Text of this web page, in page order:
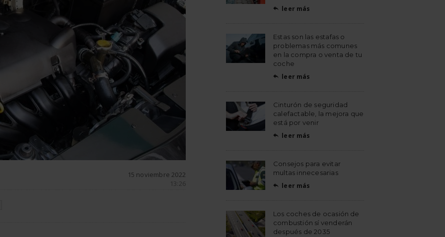
15 noviembre 2022
13:26
 leer más
Estas son las estafas o
problemas más comunes
en la compra o venta de tu
coche
 leer más
Cinturón de seguridad
calefactable, la mejora que
está por venir
 leer más
Consejos para evitar
multas innecesarias
 leer más
Los coches de ocasión de
combustión sí venderán
después de 2035